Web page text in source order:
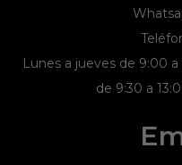
Lunes a jueves de 9:00 a
de 9:30 a